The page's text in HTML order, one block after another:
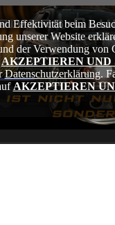
Effektivität beim
unserer Website
der Verwendung von
AKZEPTIEREN UND
Datenschutzerklärung.
AKZEPTIEREN